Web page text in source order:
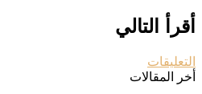
أقرأ التالي
التعليقات
أخر المقالات